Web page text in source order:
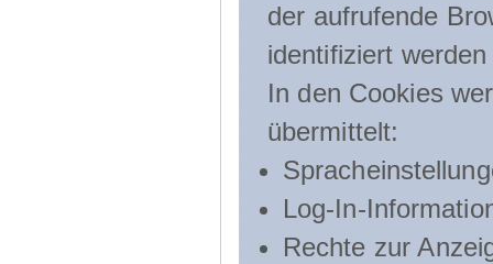
der aufrufende
identifiziert
In den Cookies
übermittelt:
Log-In-
Rechte zur